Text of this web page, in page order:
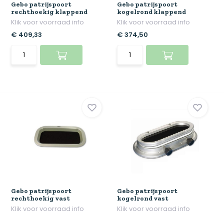
Gebo patrijspoort
rechthoekig klappend
Klik voor voorraad info
€ 409,33
Gebo patrijspoort
kogelrond klappend
Klik voor voorraad info
€ 374,50
Gebo patrijspoort
rechthoekig vast
Klik voor voorraad info
Gebo patrijspoort
kogelrond vast
Klik voor voorraad info